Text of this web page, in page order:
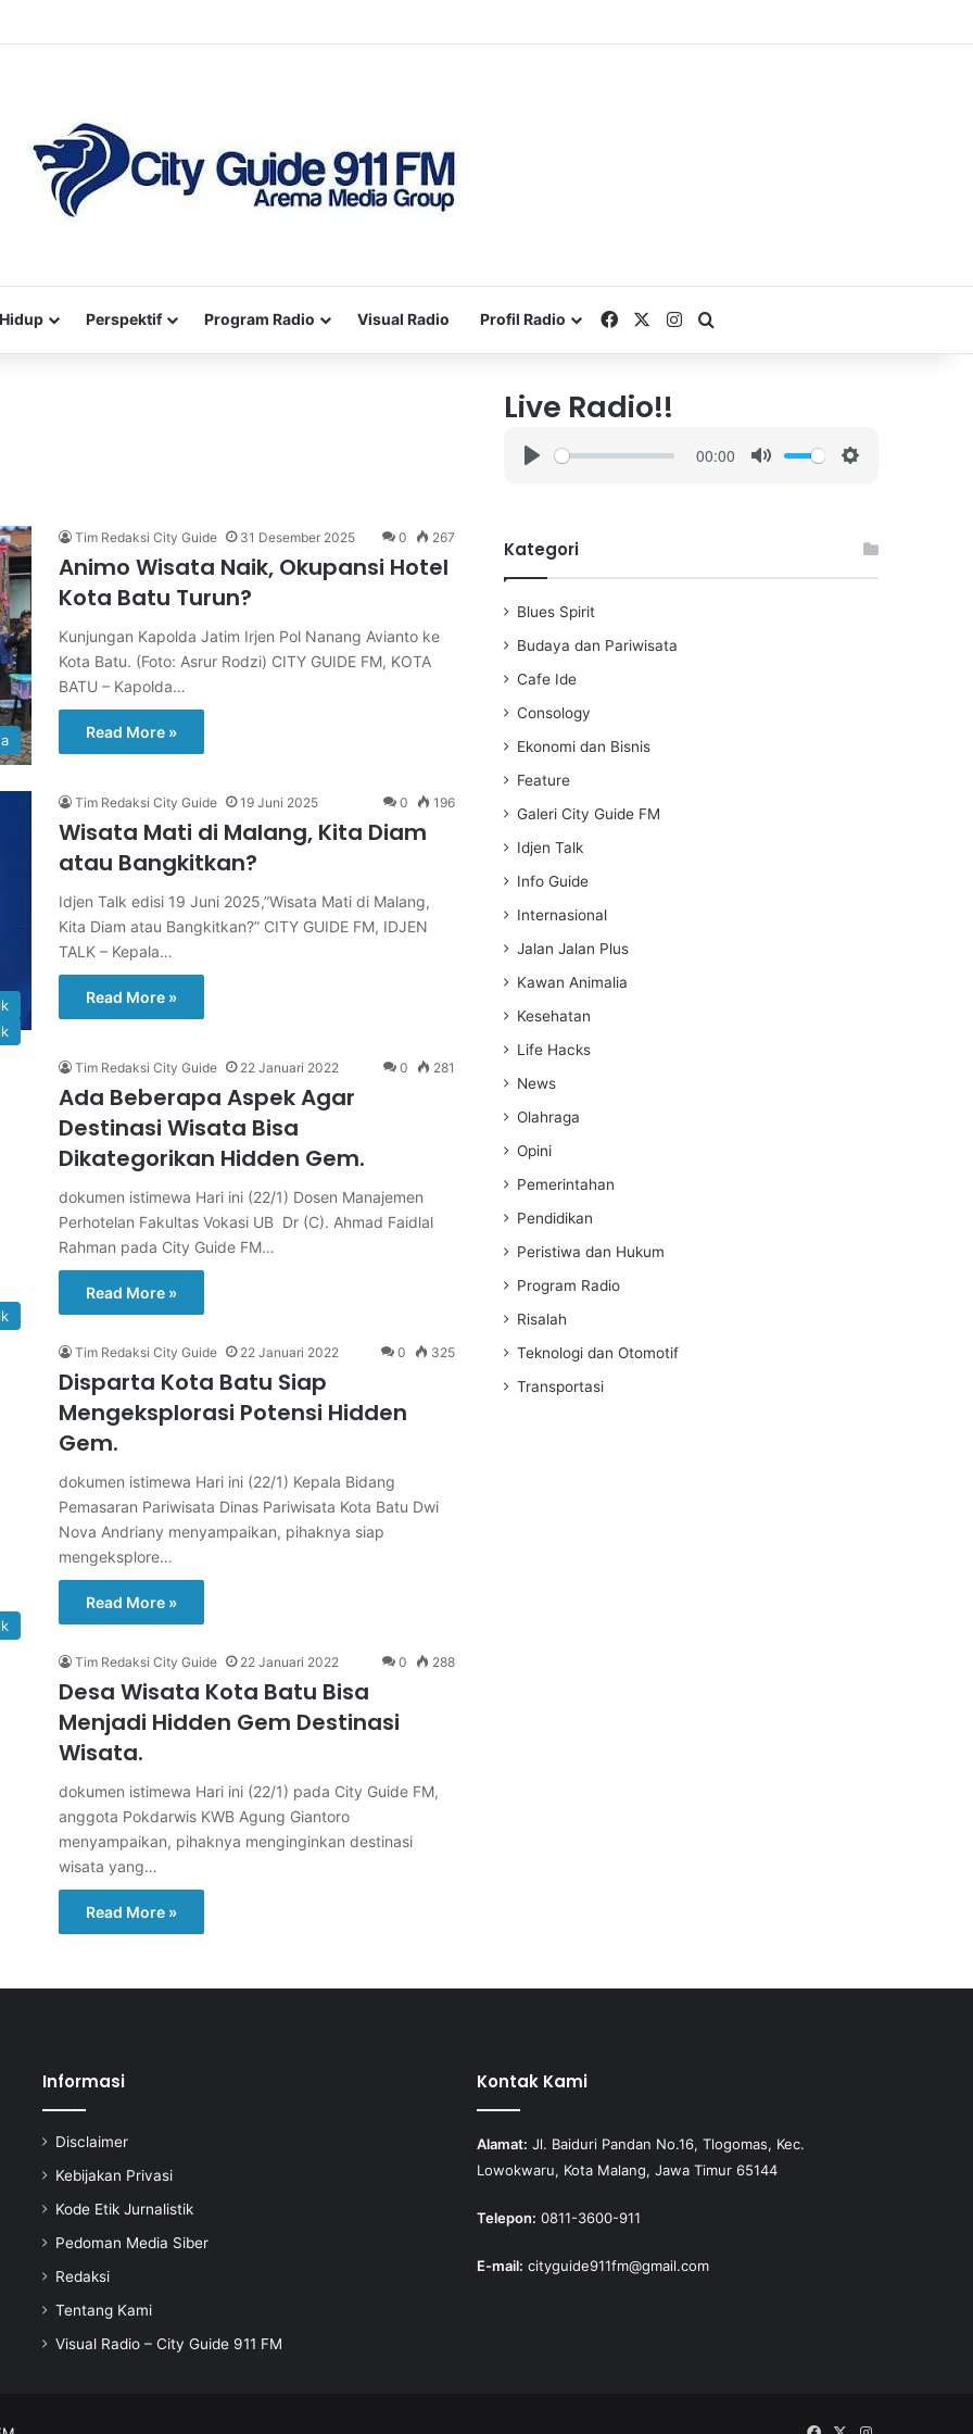
Perspektif Program Radio Visual Radio Profil Radio FacebookInstagram
Tim Redaksi City Guide 31 Desember 2025 0 267
Animo Wisata Naik, Okupansi Hotel
Kota Batu Turun?
Kunjungan Kapolda Jatim Irjen Pol Nanang Avianto ke
Kota Batu. (Foto: Asrur Rodzi) CITY GUIDE FM, KOTA
BATU – Kapolda…
Read More »
Tim Redaksi City Guide 19 Juni 2025 0 196
Wisata Mati di Malang, Kita Diam
atau Bangkitkan?
Idjen Talk edisi 19 Juni 2025,”Wisata Mati di Malang,
Kita Diam atau Bangkitkan?” CITY GUIDE FM, IDJEN
TALK – Kepala…
Read More »
Tim Redaksi City Guide 22 Januari 2022 0 281
Ada Beberapa Aspek Agar
Destinasi Wisata Bisa
Dikategorikan Hidden Gem.
dokumen istimewa Hari ini (22/1) Dosen Manajemen
Perhotelan Fakultas Vokasi UB Dr (C). Ahmad Faidlal
Rahman pada City Guide FM…
Read More »
Tim Redaksi City Guide 22 Januari 2022 0 325
Disparta Kota Batu Siap
Mengeksplorasi Potensi Hidden
Gem.
dokumen istimewa Hari ini (22/1) Kepala Bidang
Pemasaran Pariwisata Dinas Pariwisata Kota Batu Dwi
Nova Andriany menyampaikan, pihaknya siap
mengeksplore…
Read More »
Tim Redaksi City Guide 22 Januari 2022 0 288
Desa Wisata Kota Batu Bisa
Menjadi Hidden Gem Destinasi
Wisata.
dokumen istimewa Hari ini (22/1) pada City Guide FM,
anggota Pokdarwis KWB Agung Giantoro
menyampaikan, pihaknya menginginkan destinasi
wisata yang…
Read More »
Live Radio!!
y
00:00
i
Kategori
Blues Spirit
Budaya dan Pariwisata
Cafe Ide
Consology
Ekonomi dan Bisnis
Feature
Galeri City Guide FM
Idjen Talk
Info Guide
Internasional
Jalan Jalan Plus
Kawan Animalia
Kesehatan
Life Hacks
News
Olahraga
Opini
Pemerintahan
Pendidikan
Peristiwa dan Hukum
Program Radio
Risalah
Teknologi dan Otomotif
Transportasi
Informasi
Disclaimer
Kebijakan Privasi
Kode Etik Jurnalistik
Pedoman Media Siber
Redaksi
Tentang Kami
Visual Radio – City Guide 911 FM
Kontak Kami
Alamat: Jl. Baiduri Pandan No.16, Tlogomas, Kec.
Lowokwaru, Kota Malang, Jawa Timur 65144
Telepon: 0811-3600-911
E-mail: cityguide911fm@gmail.com